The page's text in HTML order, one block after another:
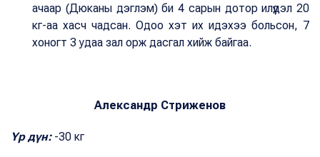
ачаар (Дюканы дэглэм) би 4 сарын дотор илүүдэл 20
кг-аа хасч чадсан. Одоо хэт их идэхээ больсон, 7
хоногт 3 удаа зал орж дасгал хийж байгаа.
Александр Стриженов
Үр дүн: -30 кг